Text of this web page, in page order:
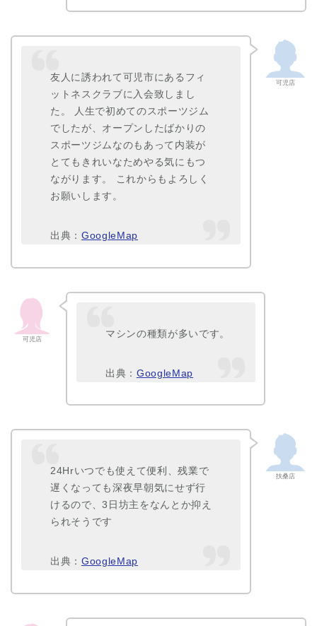
可児店
友人に誘われて可児市にあるフィ
ットネスクラブに入会致しまし
た。 人生で初めてのスポーツジム
でしたが、オープンしたばかりの
スポーツジムなのもあって内装が
とてもきれいなためやる気にもつ
ながります。 これからもよろしく
お願いします。
出典： GoogleMap
可児店
マシンの種類が多いです。
出典： GoogleMap
扶桑店
24Hrいつでも使えて便利、残業で
遅くなっても深夜早朝気にせず行
けるので、3日坊主をなんとか抑え
られそうです
出典： GoogleMap